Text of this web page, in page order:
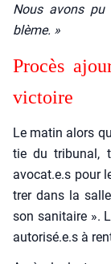
Nous avons pu
blème. »
Pro­cès
vic­toire
Le matin alors
tie du tri­bu­nal,
avocat.e.s pour
trer dans la
son sani­taire ».
autorisé.e.s à